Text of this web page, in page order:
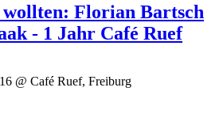
Florian Bartsch
- 1 Jahr Café Ruef
@ Café Ruef, Freiburg